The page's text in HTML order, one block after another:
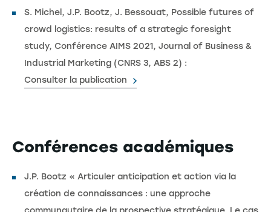
S. Michel, J.P. Bootz, J. Bessouat, Possible futures of
crowd logistics: results of a strategic foresight
study, Conférence AIMS 2021, Journal of Business &
Industrial Marketing (CNRS 3, ABS 2) :
Consulter la publication
Conférences académiques
J.P. Bootz « Articuler anticipation et action via la
création de connaissances : une approche